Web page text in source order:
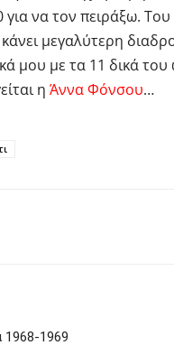
να τον πειράξω.
μεγαλύτερη
μου με τα 11 δικά
η Άννα Φόνσου…
1969